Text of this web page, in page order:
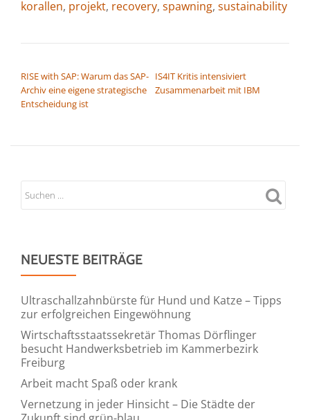
korallen, projekt, recovery, spawning, sustainability
RISE with SAP: Warum das SAP-
Archiv eine eigene strategische
Entscheidung ist
IS4IT Kritis intensiviert
Zusammenarbeit mit IBM
NEUESTE BEITRÄGE
Ultraschallzahnbürste für Hund und Katze – Tipps
zur erfolgreichen Eingewöhnung
Wirtschaftsstaatssekretär Thomas Dörflinger
besucht Handwerksbetrieb im Kammerbezirk
Freiburg
Arbeit macht Spaß oder krank
Vernetzung in jeder Hinsicht – Die Städte der